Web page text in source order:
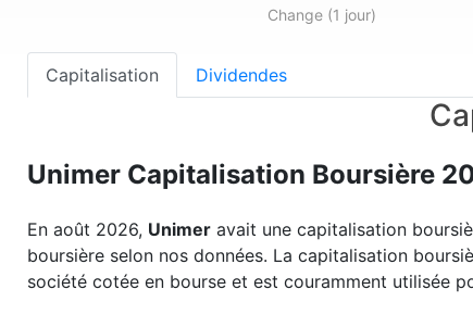
Change (1 jour)
Capitalisation Dividendes
Unimer Capitalisation Boursière
En août 2026, Unimer avait une capitalisation
boursière selon nos données. La capitalisation
société cotée en bourse et est couramment utilisée